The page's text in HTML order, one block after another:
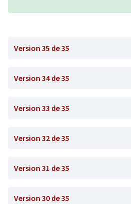
Version 35 de 35
Version 34 de 35
Version 33 de 35
Version 32 de 35
Version 31 de 35
Version 30 de 35